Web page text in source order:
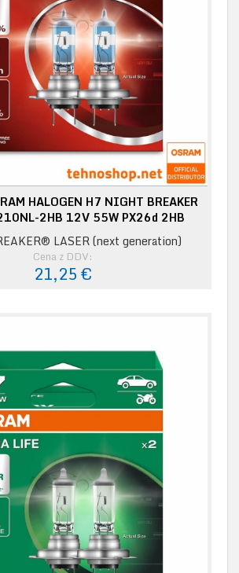
HALOGEN H7 NIGHT BREAKER
2HB 12V 55W PX26d 2HB
LASER (next generation)
Cena z DDV:
21,25 €